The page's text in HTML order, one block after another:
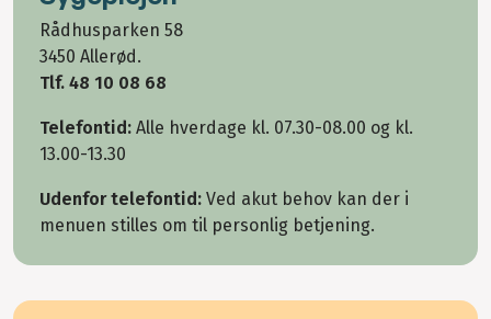
Rådhusparken 58
3450 Allerød.
Tlf. 48 10 08 68
Telefontid: Alle hverdage kl. 07.30-08.00 og kl.
13.00-13.30
Udenfor telefontid: Ved akut behov kan der i
menuen stilles om til personlig betjening.